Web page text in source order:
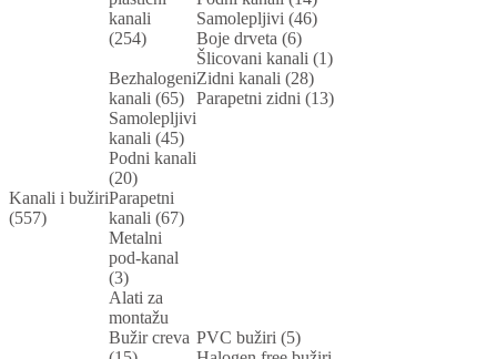
Kanali i bužiri
(557)
kanali
(254)
Samolepljivi (46)
Boje drveta (6)
Šlicovani kanali (1)
Bezhalogeni
kanali (65)
Zidni kanali (28)
Parapetni zidni (13)
Samolepljivi
kanali (45)
Podni kanali
(20)
Parapetni
kanali (67)
Metalni
pod-kanal
(3)
Alati za
montažu
Bužir creva PVC bužiri (5)